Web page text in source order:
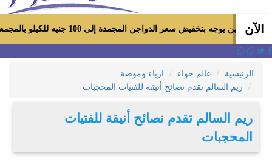
الآن
بتخفيض سعر الدواجن المجمدة إلى 100 جنيه للكيلو بالمجمعات الاستهلاكية ومعارض «أهلاً رمضان»
الرئيسية عالم حواء
ازياء وموضة
ريم السالم تقدم نصائح أنيقة للفتيات المحجبات
ريم السالم تقدم نصائح أنيقة للفتيات
المحجبات